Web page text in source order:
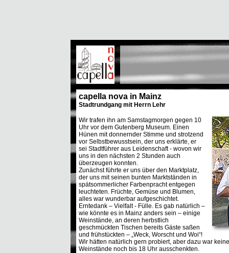
capella nova in Mainz
Stadtrundgang mit Herrn Lehr
Wir trafen ihn am Samstagmorgen gegen 10
Uhr vor dem Gutenberg Museum. Einen
Hünen mit donnernder Stimme und strotzend
vor Selbstbewusstsein, der uns erklärte, er
sei Stadtführer aus Leidenschaft - wovon wir
uns in den nächsten 2 Stunden auch
überzeugen konnten.
Zunächst führte er uns über den Marktplatz,
der uns mit seinen bunten Marktständen in
spätsommerlicher Farbenpracht entgegen
leuchteten. Früchte, Gemüse und Blumen,
alles war wunderbar aufgeschichtet.
Erntedank – Vielfalt - Fülle. Es gab natürlich –
wie könnte es in Mainz anders sein – einige
Weinstände, an deren herbstlich
geschmückten Tischen bereits Gäste saßen
und frühstückten – „Weck, Worscht und Woi“!
Wir hätten natürlich gern probiert, aber dazu war
Weinstände noch bis 18 Uhr ausschenkten.